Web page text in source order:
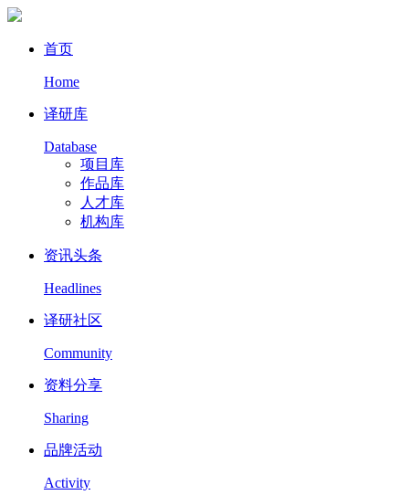
首页
Home
译研库
Database
项目库
作品库
人才库
机构库
资讯头条
Headlines
译研社区
Community
资料分享
Sharing
品牌活动
Activity